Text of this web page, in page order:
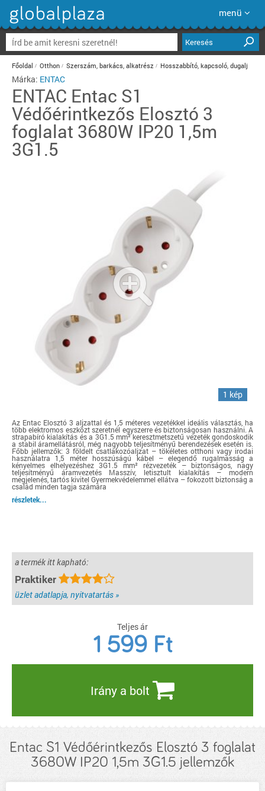
menü
Keresés
Főoldal Otthon Szerszám, barkács, alkatrész Hosszabbító, kapcsoló, dugalj
Márka: ENTAC
ENTAC Entac S1
Védőérintkezős Elosztó 3
foglalat 3680W IP20 1,5m
3G1.5
1 kép
Az Entac Elosztó 3 aljzattal és 1,5 méteres vezetékkel ideális választás, ha
több elektromos eszközt szeretnél egyszerre és biztonságosan használni. A
strapabíró kialakítás és a 3G1.5 mm² keresztmetszetű vezeték gondoskodik
a stabil áramellátásról, még nagyobb teljesítményű berendezések esetén is.
Főbb jellemzők: 3 földelt csatlakozóaljzat – tökéletes otthoni vagy irodai
használatra 1,5 méter hosszúságú kábel – elegendő rugalmasság a
kényelmes elhelyezéshez 3G1.5 mm² rézvezeték – biztonságos, nagy
teljesítményű áramvezetés Masszív, letisztult kialakítás – modern
megjelenés, tartós kivitel Gyermekvédelemmel ellátva – fokozott biztonság a
család minden tagja számára
részletek...
a termék itt kapható:
Praktiker
üzlet adatlapja, nyitvatartás »
Teljes ár
1 599 Ft
Irány a bolt
Entac S1 Védőérintkezős Elosztó 3 foglalat
3680W IP20 1,5m 3G1.5 jellemzők